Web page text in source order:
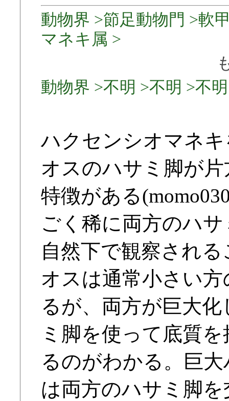
動物界 >節足動物門 >軟
マネキ属 >
動物界 >不明 >不明 >不
ハクセンシオマネ
オスのハサミ脚が
特徴がある
ごく稀に両方のハ
自然下で観察され
オスは通常小さい
るが、両方が巨大
ミ脚を使って底質
るのがわかる。巨
は両方のハサミ脚